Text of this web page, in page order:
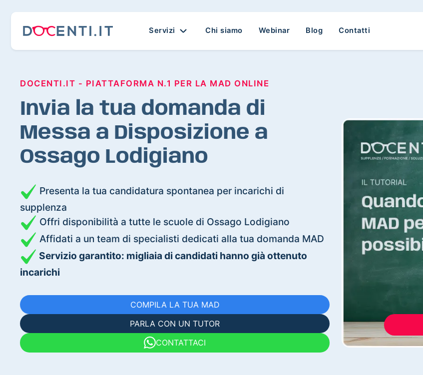
Servizi Chi siamo Webinar Blog Contatti
DOCENTI.IT - PIATTAFORMA N.1 PER LA MAD ONLINE
Invia la tua domanda di
Messa a Disposizione a
Ossago Lodigiano
Presenta la tua candidatura spontanea per incarichi di
supplenza
Offri disponibilità a tutte le scuole di Ossago Lodigiano
Affidati a un team di specialisti dedicati alla tua domanda MAD
Servizio garantito: migliaia di candidati hanno già ottenuto
incarichi
COMPILA LA TUA MAD
PARLA CON UN TUTOR
CONTATTACI